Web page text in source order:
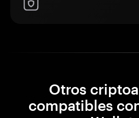
Otros
compatibles